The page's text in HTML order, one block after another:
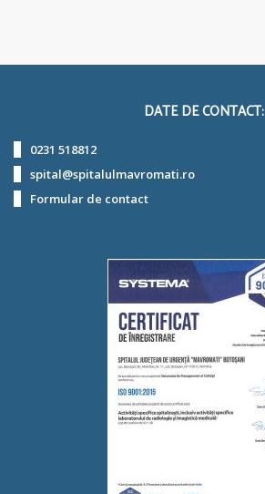
DATE DE CONTACT:
0231 518812
spital@spitalulmavromati.ro
Formular de contact